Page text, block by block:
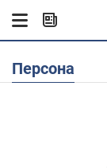
Персона